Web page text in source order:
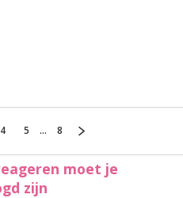
4 5 ... 8
moet je
zijn